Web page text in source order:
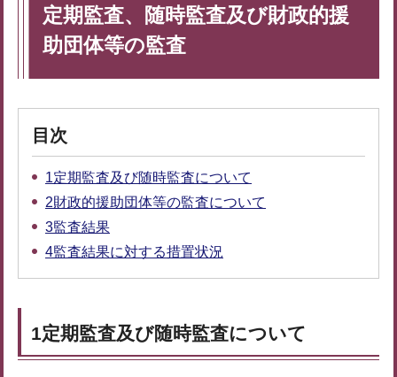
定期監査、随時監査及び財政的援
助団体等の監査
目次
1定期監査及び随時監査について
2財政的援助団体等の監査について
3監査結果
4監査結果に対する措置状況
1定期監査及び随時監査について